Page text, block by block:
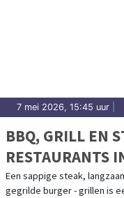
7 mei 2026, 15:45 uur
BBQ, GRILL EN
RESTAURANTS
Een sappige steak,
gegrilde burger - grillen is